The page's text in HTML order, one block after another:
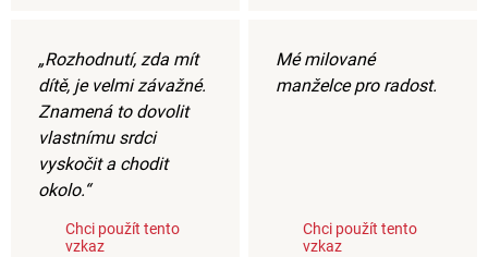
„Rozhodnutí, zda mít
dítě, je velmi závažné.
Znamená to dovolit
vlastnímu srdci
vyskočit a chodit
okolo.“
Chci použít tento
vzkaz
Mé milované
manželce pro radost.
Chci použít tento
vzkaz